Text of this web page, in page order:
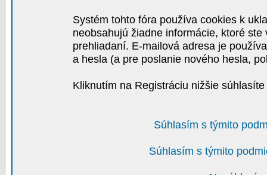
Systém tohto fóra používa cookies k
neobsahujú žiadne informácie, ktoré
prehliadaní. E-mailová adresa je
a hesla (a pre poslanie nového hesla,
Kliknutím na Registráciu nižšie
Súhlasím s týmito
Súhlasím s týmito